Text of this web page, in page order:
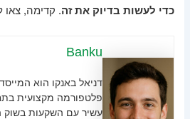
כדי לעשות בדיוק את זה. קדימה, צאו
Banku
פלטפורמה מקצועית
עשיר עם השקעות בשוק